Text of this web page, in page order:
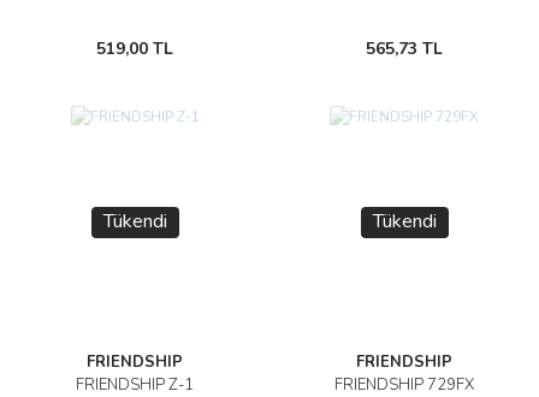
519,00 TL 565,73 TL
Tükendi
FRIENDSHIP
FRIENDSHIP Z-1
Tükendi
FRIENDSHIP
FRIENDSHIP 729FX